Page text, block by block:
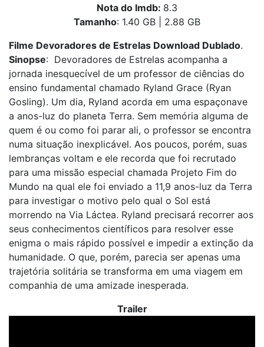
Nota do Imdb: 8.3
Tamanho: 1.40 GB | 2.88 GB
Filme Devoradores de Estrelas Download Dublado.
Sinopse: Devoradores de Estrelas acompanha a
jornada inesquecível de um professor de ciências do
ensino fundamental chamado Ryland Grace (Ryan
Gosling). Um dia, Ryland acorda em uma espaçonave
a anos-luz do planeta Terra. Sem memória alguma de
quem é ou como foi parar ali, o professor se encontra
numa situação inexplicável. Aos poucos, porém, suas
lembranças voltam e ele recorda que foi recrutado
para uma missão especial chamada Projeto Fim do
Mundo na qual ele foi enviado a 11,9 anos-luz da Terra
para investigar o motivo pelo qual o Sol está
morrendo na Via Láctea. Ryland precisará recorrer aos
seus conhecimentos científicos para resolver esse
enigma o mais rápido possível e impedir a extinção da
humanidade. O que, porém, parecia ser apenas uma
trajetória solitária se transforma em uma viagem em
companhia de uma amizade inesperada.
Trailer